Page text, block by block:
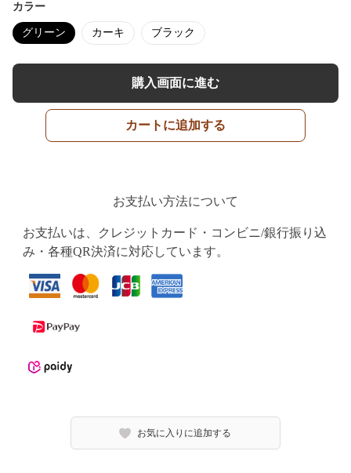
カラー
グリーン カーキ ブラック
購入画面に進む
カートに追加する
お支払い方法について
お支払いは、クレジットカード・コンビニ/銀行振り込
み・各種QR決済に対応しています。
お気に入りに追加する